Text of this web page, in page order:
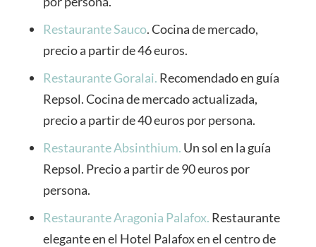
Restaurante Sauco. Cocina de mercado,
precio a partir de 46 euros.
Restaurante Goralai. Recomendado en guía
Repsol. Cocina de mercado actualizada,
precio a partir de 40 euros por persona.
Restaurante Absinthium. Un sol en la guía
Repsol. Precio a partir de 90 euros por
persona.
Restaurante Aragonia Palafox. Restaurante
elegante en el Hotel Palafox en el centro de